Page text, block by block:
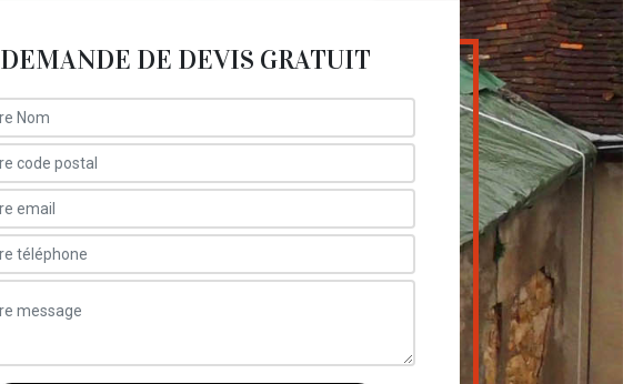
DEMANDE DE DEVIS GRATUIT